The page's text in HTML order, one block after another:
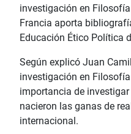
investigación en
Francia aporta
Educación Ético Política
Según explicó Juan
investigación en
importancia de
nacieron las ganas de
internacional.